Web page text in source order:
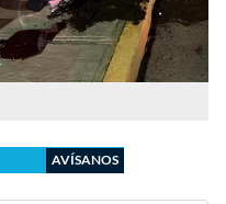
AVÍSANOS